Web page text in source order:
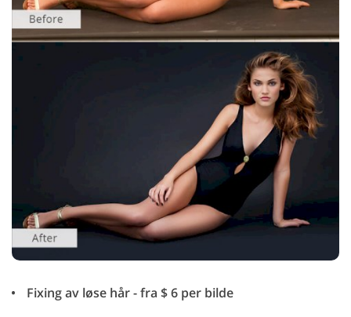
Fixing av løse hår - fra $ 6 per bilde